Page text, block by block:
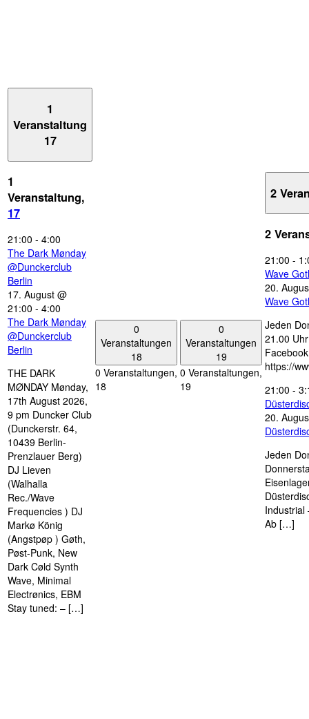
1
Veranstaltung
17
1
Veranstaltung,
17
21:00 - 4:00
The Dark Mønday
@Dunckerclub
Berlin
17. August @
21:00 - 4:00
The Dark Mønday
@Dunckerclub
Berlin
THE DARK
MØNDAY Mønday,
17th August 2026,
9 pm Duncker Club
(Dunckerstr. 64,
10439 Berlin-
Prenzlauer Berg)
DJ Lieven
(Walhalla
Rec./Wave
Frequencies ) DJ
Markø König
(Angstpøp ) Gøth,
Pøst-Punk, New
Dark Cøld Synth
Wave, Minimal
Electrønics, EBM
Stay tuned: – […]
0
Veranstaltungen
18
0 Veranstaltungen,
18
0
Veranstaltungen
19
0 Veranstaltungen,
19
2
2
21:00 -
Wave
20.
Wave
Jeden
21.00
https://
21:00 -
20.
Jeden
Industrial
Ab […]